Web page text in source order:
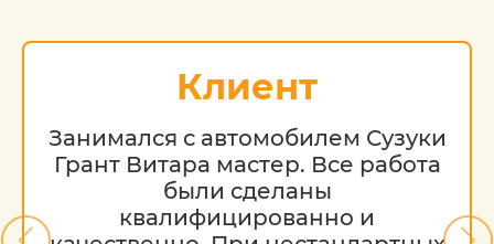
Клиент
Занимался с автомобилем Сузуки
Грант Витара мастер. Все работа
были сделаны
квалифицированно и